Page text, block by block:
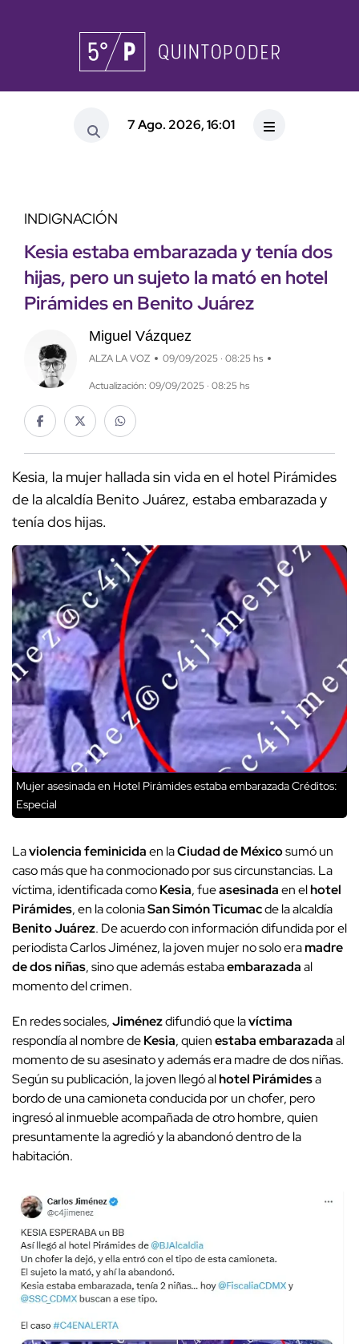
7 Ago. 2026, 16:01
INDIGNACIÓN
Kesia estaba embarazada y tenía dos
hijas, pero un sujeto la mató en hotel
Pirámides en Benito Juárez
Miguel Vázquez
ALZA LA VOZ 09/09/2025 · 08:25 hs
Actualización: 09/09/2025 · 08:25 hs
Kesia, la mujer hallada sin vida en el hotel Pirámides
de la alcaldía Benito Juárez, estaba embarazada y
tenía dos hijas.
Mujer asesinada en Hotel Pirámides estaba embarazadaCréditos:
Especial
Laviolencia feminicidaen laCiudad de Méxicosumó un
caso más que ha conmocionado por sus circunstancias. La
víctima, identificada comoKesia, fueasesinadaen elhotel
Pirámides, en la coloniaSan Simón Ticumacde la alcaldía
Benito Juárez. De acuerdo con información difundida por el
periodista Carlos Jiménez, la joven mujer no solo eramadre
de dos niñas, sino que además estabaembarazadaal
momento del crimen.
En redes sociales,Jiménezdifundió que lavíctima
respondía al nombre deKesia, quienestaba embarazadaal
momento de su asesinato y además era madre de dos niñas.
Según su publicación, la joven llegó alhotel Pirámidesa
bordo de una camioneta conducida por un chofer, pero
ingresó al inmueble acompañada de otro hombre, quien
presuntamente la agredió y la abandonó dentro de la
habitación.